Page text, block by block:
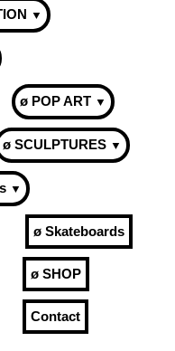
▼
ø POP ART ▼
ø SCULPTURES ▼
▼
ø Skateboards
ø SHOP
Contact